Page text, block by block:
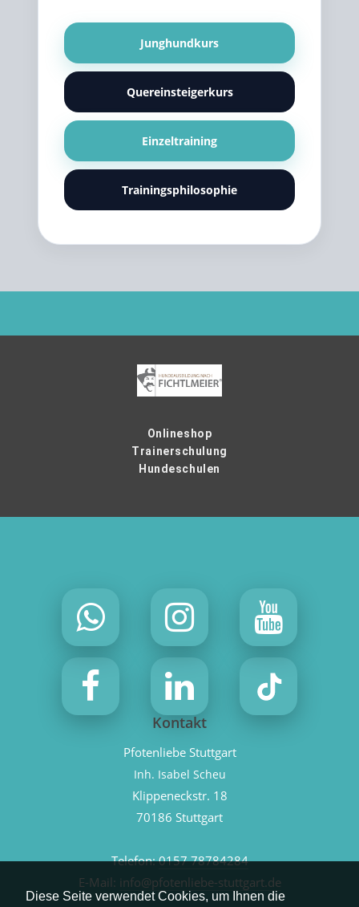
Diese Seite verwendet Cookies, um Ihnen die
Junghundkurs
Quereinsteigerkurs
Einzeltraining
Trainingsphilosophie
Onlineshop
Trainerschulung
Hundeschulen
Kontakt
Pfotenliebe Stuttgart
Inh. Isabel Scheu
Klippeneckstr. 18
70186 Stuttgart
Telefon:0157 78784284
E-Mail: info@pfotenliebe-stuttgart.de